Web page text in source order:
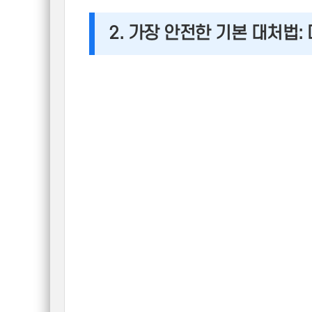
2. 가장 안전한 기본 대처법: